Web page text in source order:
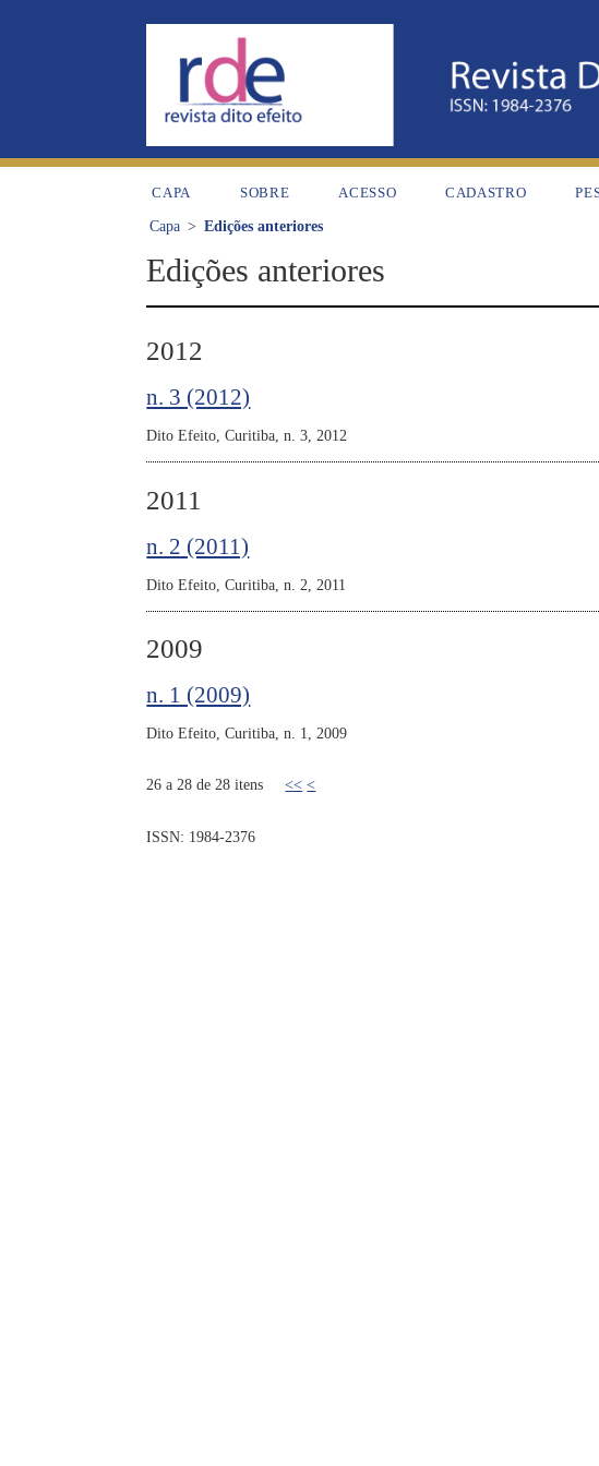
CAPA SOBRE ACESSO CADASTRO
Capa > Edições anteriores
Edições anteriores
2012
n. 3 (2012)
Dito Efeito, Curitiba, n. 3, 2012
2011
n. 2 (2011)
Dito Efeito, Curitiba, n. 2, 2011
2009
n. 1 (2009)
Dito Efeito, Curitiba, n. 1, 2009
26 a 28 de 28 itens<< <
ISSN: 1984-2376